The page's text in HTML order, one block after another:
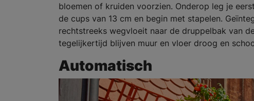
bloemen of kruiden voorzien. Onderop leg je
de cups van 13 cm en begin met stapelen.
rechtstreeks wegvloeit naar de druppelbak van
tegelijkertijd blijven muur en vloer droog en
Automatisch